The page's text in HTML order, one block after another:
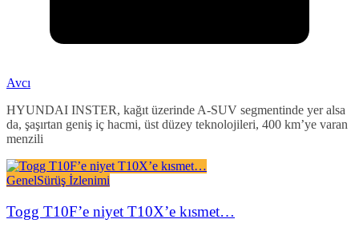
Avcı
HYUNDAI INSTER, kağıt üzerinde A-SUV segmentinde yer alsa
da, şaşırtan geniş iç hacmi, üst düzey teknolojileri, 400 km’ye varan
menzili
GenelSürüş İzlenimi
Togg T10F’e niyet T10X’e kısmet…